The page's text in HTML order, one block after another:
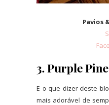
Pavios
3. Purple
E o que dizer deste
mais adorável de